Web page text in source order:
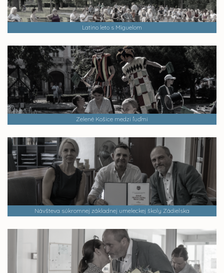
Latino leto s Miguelom
Zelené Košice medzi ľuďmi
Návšteva súkromnej základnej umeleckej školy Zádielska